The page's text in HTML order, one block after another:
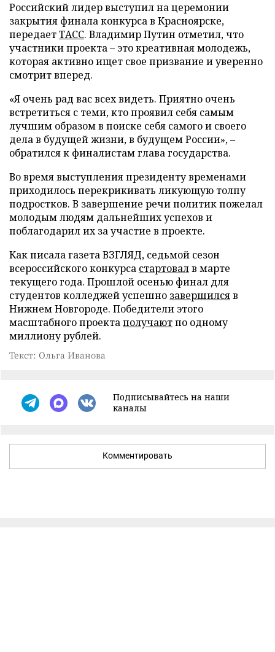
Российский лидер выступил на церемонии
закрытия финала конкурса в Красноярске,
передаетТАСС. Владимир Путин отметил, что
участники проекта – это креативная молодежь,
которая активно ищет свое призвание и уверенно
смотрит вперед.
«Я очень рад вас всех видеть. Приятно очень
встретиться с теми, кто проявил себя самым
лучшим образом в поиске себя самого и своего
дела в будущей жизни, в будущем России», –
обратился к финалистам глава государства.
Во время выступления президенту временами
приходилось перекрикивать ликующую толпу
подростков. В завершение речи политик пожелал
молодым людям дальнейших успехов и
поблагодарил их за участие в проекте.
Как писала газета ВЗГЛЯД, седьмой сезон
всероссийского конкурса стартовалв марте
текущего года. Прошлой осенью финал для
студентов колледжей успешно завершилсяв
Нижнем Новгороде. Победители этого
масштабного проектаполучаютпо одному
миллиону рублей.
Текст: Ольга Иванова
Подписывайтесь на наши
каналы
Комментировать